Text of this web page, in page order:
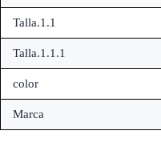
Talla.1.1
Talla.1.1.1
color
Marca